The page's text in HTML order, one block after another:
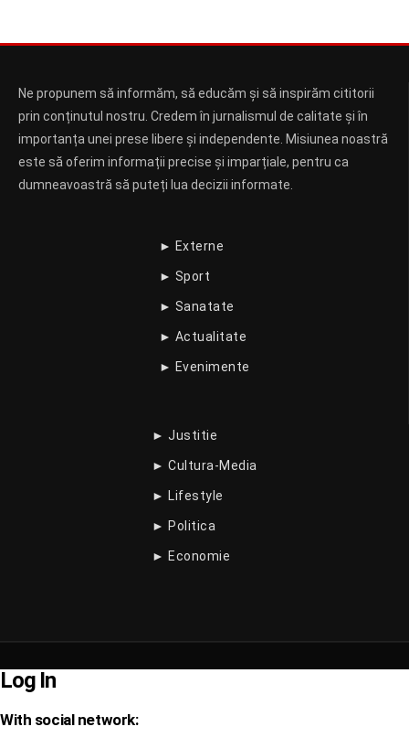
Ne propunem să informăm, să educăm și să inspirăm cititorii
prin conținutul nostru. Credem în jurnalismul de calitate și în
importanța unei prese libere și independente. Misiunea noastră
este să oferim informații precise și imparțiale, pentru ca
dumneavoastră să puteți lua decizii informate.
► Externe
► Sport
► Sanatate
► Actualitate
► Evenimente
► Justitie
► Cultura-Media
► Lifestyle
► Politica
► Economie
Log In
With social network: